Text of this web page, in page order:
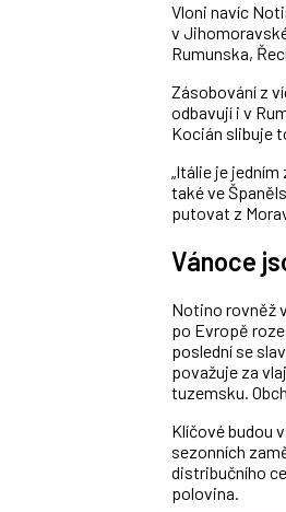
Vloni navíc
v
Rumunska,
Zásobování z
odbavují i v
Kocián slibuje
„Itálie je
také ve
putovat z
Vánoce
Notino rovněž
po Evropě
poslední se
považuje za
tuzemsku.
Klíčové budou
sezonních
distribučního
polovina.